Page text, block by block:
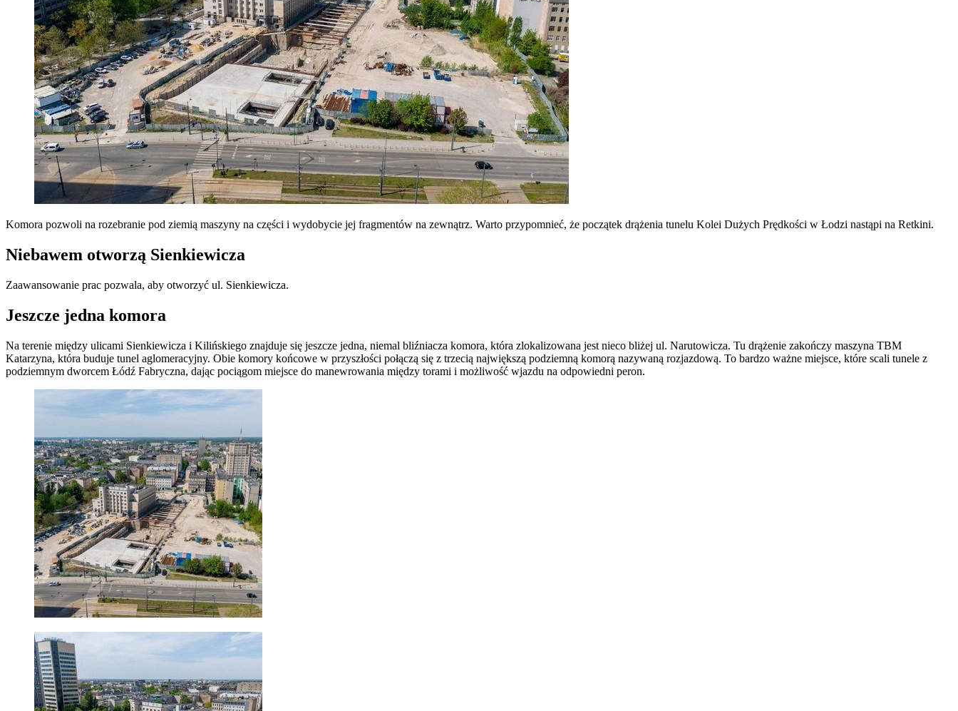
Komora pozwoli na rozebranie pod ziemią maszyny na części i wydobycie jej fragmentów na zewnątrz. Warto przypomnieć, że początek drążenia tunelu Kolei Dużych Prędkości w Łodzi nastąpi na Retkini.
Niebawem otworzą Sienkiewicza
Zaawansowanie prac pozwala, aby otworzyć ul. Sienkiewicza.
Jeszcze jedna komora
Na terenie między ulicami Sienkiewicza i Kilińskiego znajduje się jeszcze jedna, niemal bliźniacza komora, która zlokalizowana jest nieco bliżej ul. Narutowicza. Tu drążenie zakończy maszyna TBM
Katarzyna, która buduje tunel aglomeracyjny. Obie komory końcowe w przyszłości połączą się z trzecią największą podziemną komorą nazywaną rozjazdową. To bardzo ważne miejsce, które scali tunele z
podziemnym dworcem Łódź Fabryczna, dając pociągom miejsce do manewrowania między torami i możliwość wjazdu na odpowiedni peron.